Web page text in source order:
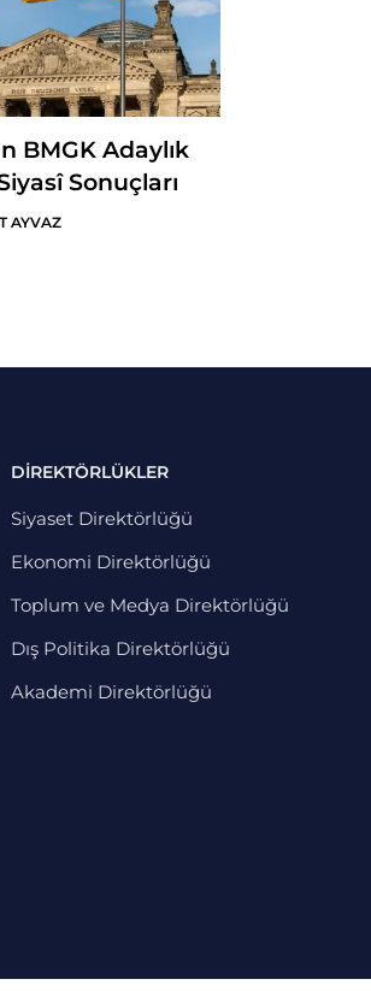
BMGK Adaylık
Sonuçları
AYVAZ
DİREKTÖRLÜKLER
Siyaset Direktörlüğü
Ekonomi Direktörlüğü
Toplum ve Medya Direktörlüğü
Dış Politika Direktörlüğü
Akademi Direktörlüğü